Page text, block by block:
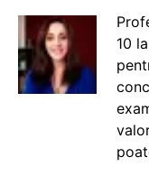
10